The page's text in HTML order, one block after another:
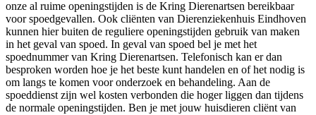
onze al ruime openingstijden is de Kring Dierenartsen bereikbaar
voor spoedgevallen. Ook cliënten van Dierenziekenhuis Eindhoven
kunnen hier buiten de reguliere openingstijden gebruik van maken
in het geval van spoed. In geval van spoed bel je met het
spoednummer van Kring Dierenartsen. Telefonisch kan er dan
besproken worden hoe je het beste kunt handelen en of het nodig is
om langs te komen voor onderzoek en behandeling. Aan de
spoeddienst zijn wel kosten verbonden die hoger liggen dan tijdens
de normale openingstijden. Ben je met jouw huisdieren cliënt van